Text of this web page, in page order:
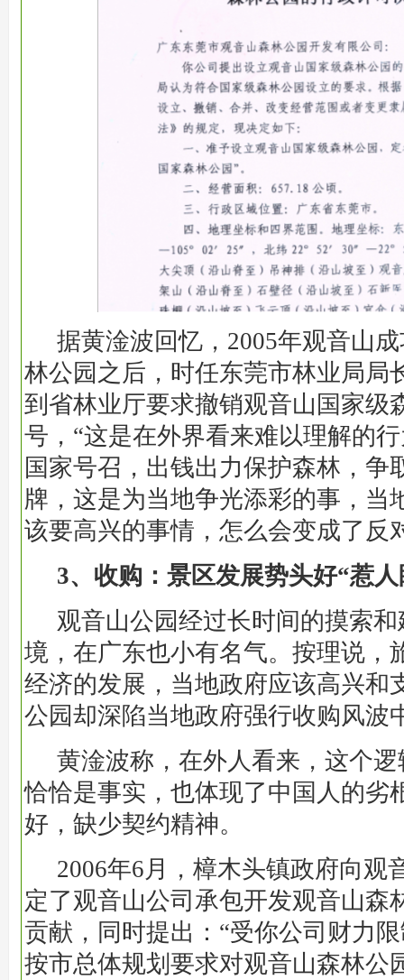
据黄淦波回忆，2005年观音山
林公园之后，时任东莞市林业局局
到省林业厅要求撤销观音山国家级
号，“这是在外界看来难以理解的
国家号召，出钱出力保护森林，争
牌，这是为当地争光添彩的事，当
该要高兴的事情，怎么会变成了反
3、收购：景区发展势头好“惹
观音山公园经过长时间的摸索
境，在广东也小有名气。按理说，
经济的发展，当地政府应该高兴和
公园却深陷当地政府强行收购风波
黄淦波称，在外人看来，这个
恰恰是事实，也体现了中国人的劣
好，缺少契约精神。
2006年6月，樟木头镇政府向观
定了观音山公司承包开发观音山森
贡献，同时提出：“受你公司财力
按市总体规划要求对观音山森林公